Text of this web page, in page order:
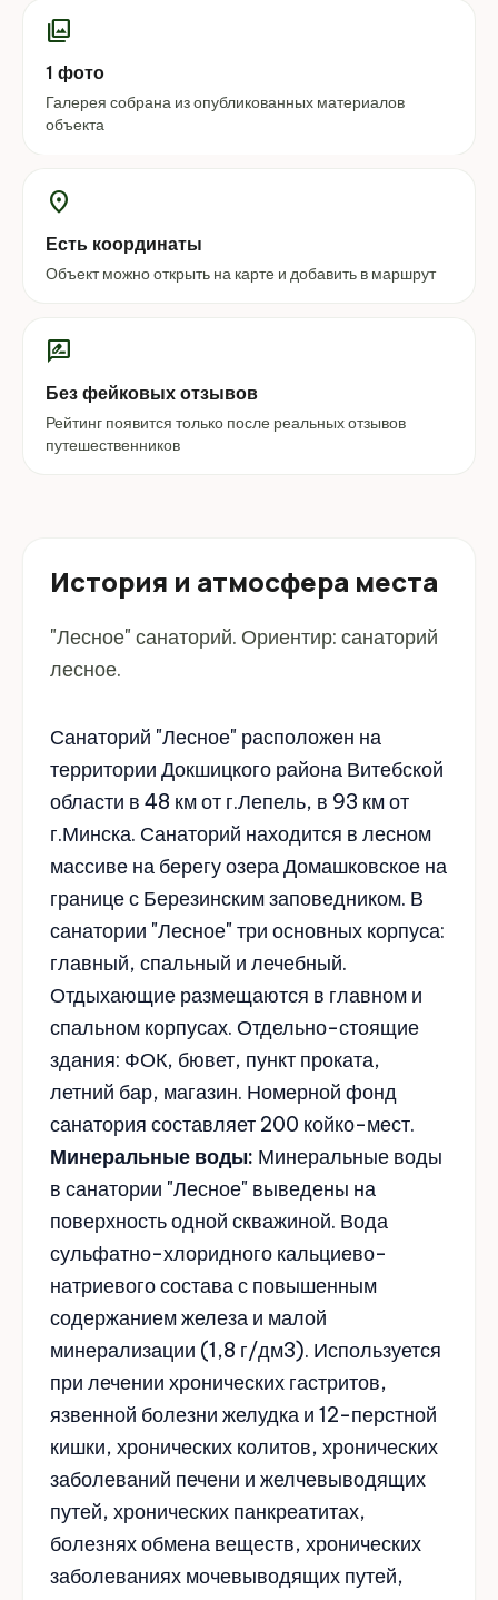
photo_library
1 фото
Галерея собрана из опубликованных материалов
объекта
location_on
Есть координаты
Объект можно открыть на карте и добавить в маршрут
rate_review
Без фейковых отзывов
Рейтинг появится только после реальных отзывов
путешественников
История и атмосфера места
"Лесное" санаторий. Ориентир: санаторий
лесное.
Санаторий "Лесное" расположен на
территории Докшицкого района Витебской
области в 48 км от г.Лепель, в 93 км от
г.Минска. Санаторий находится в лесном
массиве на берегу озера Домашковское на
границе с Березинским заповедником. В
санатории "Лесное" три основных корпуса:
главный, спальный и лечебный.
Отдыхающие размещаются в главном и
спальном корпусах. Отдельно-стоящие
здания: ФОК, бювет, пункт проката,
летний бар, магазин. Номерной фонд
санатория составляет 200 койко-мест.
Минеральные воды: Минеральные воды
в санатории "Лесное" выведены на
поверхность одной скважиной. Вода
сульфатно-хлоридного кальциево-
натриевого состава с повышенным
содержанием железа и малой
минерализации (1,8 г/дм3). Используется
при лечении хронических гастритов,
язвенной болезни желудка и 12-перстной
кишки, хронических колитов, хронических
заболеваний печени и желчевыводящих
путей, хронических панкреатитах,
болезнях обмена веществ, хронических
заболеваниях мочевыводящих путей,